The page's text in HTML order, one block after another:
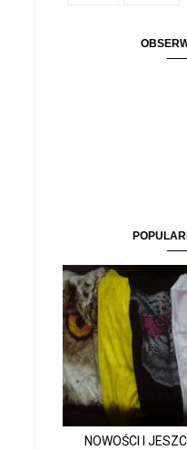
NOWOŚCI I